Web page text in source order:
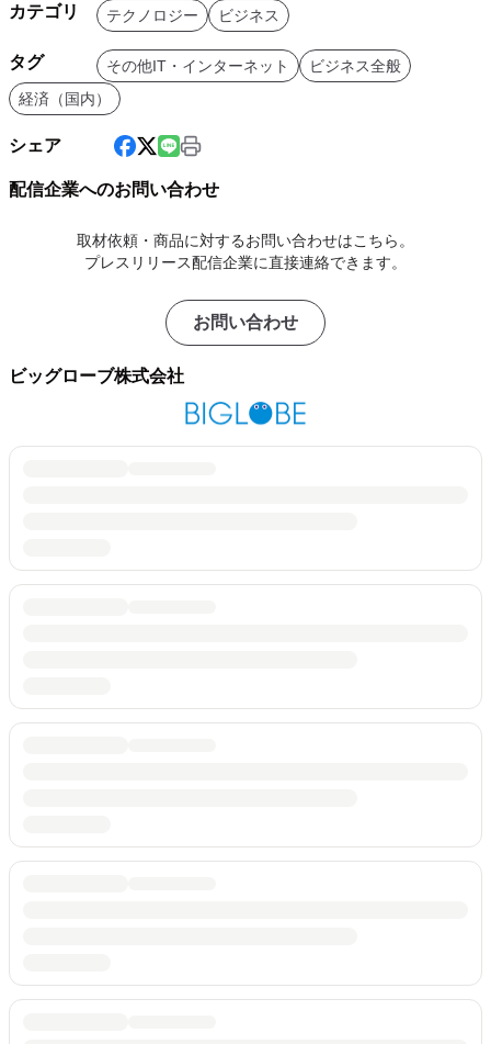
カテゴリ テクノロジー ビジネス
タグ その他IT・インターネット
ビジネス全般
経済（国内）
シェア
配信企業へのお問い合わせ
取材依頼・商品に対するお問い合わせはこちら。
プレスリリース配信企業に直接連絡できます。
お問い合わせ
ビッグローブ株式会社